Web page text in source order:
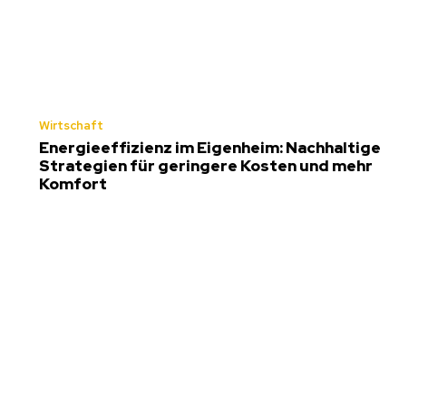
Wirtschaft
Energieeffizienz im Eigenheim: Nachhaltige
Strategien für geringere Kosten und mehr
Komfort